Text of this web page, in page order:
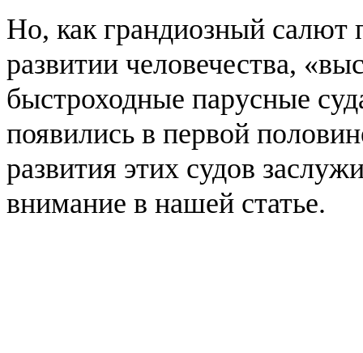
Но, как грандиозный салют
развитии человечества,
быстроходные парусные
появились в первой
развития этих судов
внимание в нашей статье.